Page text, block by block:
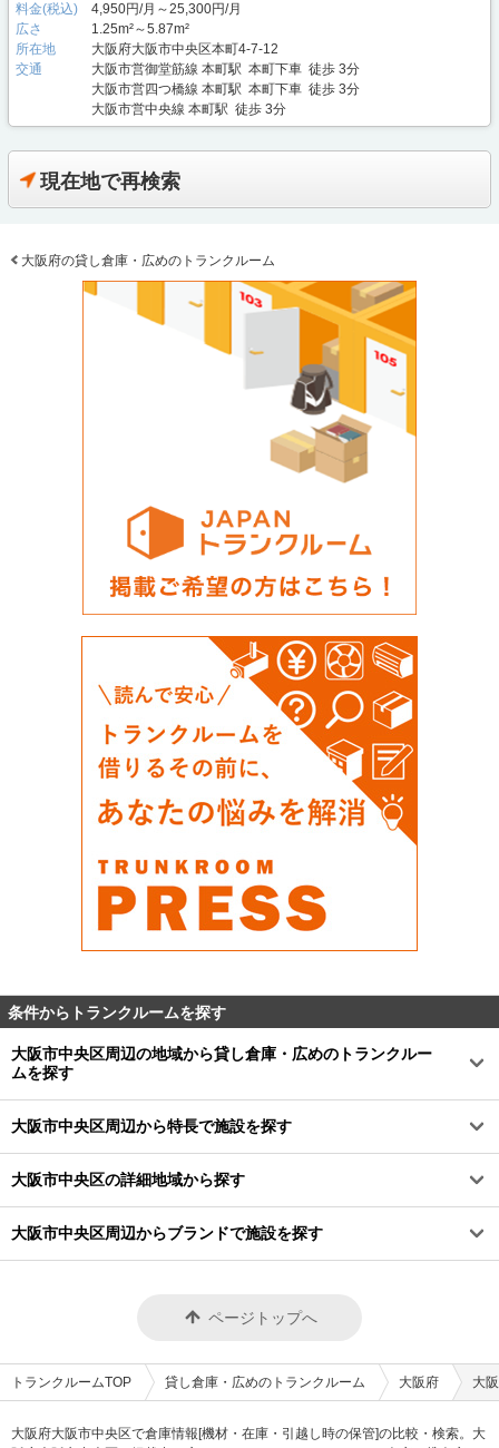
料金(税込)
4,950円/月～25,300円/月
広さ
1.25m²～5.87m²
所在地
大阪府大阪市中央区本町4-7-12
交通
大阪市営御堂筋線 本町駅 本町下車 徒歩 3分
大阪市営四つ橋線 本町駅 本町下車 徒歩 3分
大阪市営中央線 本町駅 徒歩 3分
現在地で再検索
大阪府の貸し倉庫・広めのトランクルーム
条件からトランクルームを探す
大阪市中央区周辺の地域から貸し倉庫・広めのトランクルー
ムを探す
大阪市中央区周辺から特長で施設を探す
大阪市中央区の詳細地域から探す
大阪市中央区周辺からブランドで施設を探す
ページトップへ
トランクルームTOP 貸し倉庫・広めのトランクルーム 大阪府 大
大阪府大阪市中央区で倉庫情報[機材・在庫・引越し時の保管]の比較・検索。大